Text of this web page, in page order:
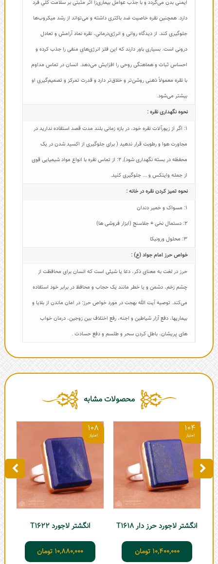
ایمنی بدن می‌گردد و با جذب عوامل بیماری‌زا اثر مثبتی بر سلامت کلی فرد
دارد. همچنین نقره خاصیت ضد باکتری داشته و می‌تواند از رشد میکروب‌ها
جلوگیری کند. از دیدگاه روانی و انرژی‌درمانی، نقره نماد آرامش و تعادل
درونی است. بسیاری باور دارند که این فلز انرژی‌های منفی را جذب کرده و
احساس ثبات و هماهنگی روحی را افزایش می‌دهد. انسان در تماس مداوم
با نقره معمولاً ذهنی روشن‌تر و خلاق‌تر دارد و قدرت تمرکز و تصمیم‌گیری او
بیشتر می‌شود.
نحوه نگهداری نقره :
1: اگر از زیورآلات نقره خود، در بازه زمانی بلند مدت قصد استفاده ندارید در
مجاورت هوا و رطوبت قرار ندهید ( برای جلوگیری از اکسید شدن در یک
محفظه در بسته نگهداری شود), 2: از تماس نقره با انواع مواد شیمیایی قوی
از جمله وایتکس و ... جلوگیری کنید.
نحوه تمیز کردن نقره در خانه :
1: مسواک و خمیر دندان
2: دستمال نخی + جلاسنج (ابزار فروشی ها)
3: محلول ورونیکا
خواص حرز امام جواد (ع) :
حرز در لغت به معنای ذکر، دعا یا شیئی است که انسان برای محافظت از
چشم زخم، دشمن و یا خطر مانند یک حجاب و محافظ در برابر خود استفاده
می‌کند. توصیه آیت الله بهجت در مورد خواص حرز: در امان ماندن از بلایا و
بیماریها، دفع آزار شیاطین و اجنه، رفع اختلاف بین زوجین، درمان خواب
های پریشان، باطل کردن سحر و طلسم و دفع حسادت .
محصولات مشابه
104
انگشتر لاجورد حرز دار T1618
10,400,000 تومان
108
انگشتر لاجورد T1622
10,880,000 تومان